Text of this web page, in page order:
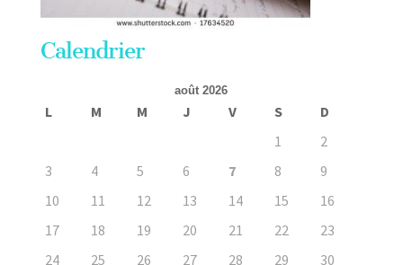
Calendrier
août 2026
L M M J V S
D
1
2
3
4 5 6 7 8
9
10
11 12 13 14 15
16
17
18 19 20 21 22
23
24
25 26 27 28 29
30